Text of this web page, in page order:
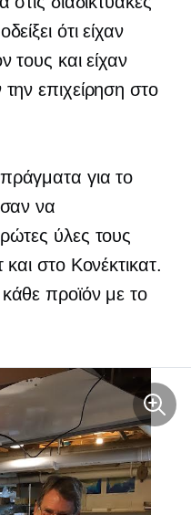
ότι είχαν
τους και είχαν
επιχείρηση στο
για το
να
ύλες τους
στο Κονέκτικατ.
προϊόν με το